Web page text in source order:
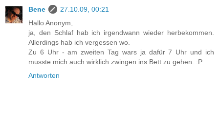
Bene
27.10.09, 00:21
Hallo Anonym,
ja, den Schlaf hab ich irgendwann wieder herbekommen.
Allerdings hab ich vergessen wo.
Zu 6 Uhr - am zweiten Tag wars ja dafür 7 Uhr und ich
musste mich auch wirklich zwingen ins Bett zu gehen. :P
Antworten